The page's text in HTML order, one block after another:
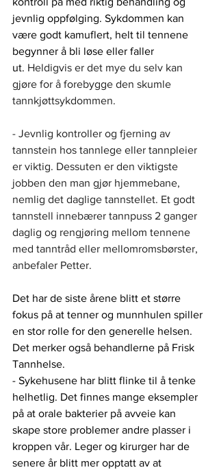
jevnlig oppfølging. Sykdommen kan
være godt kamuflert, helt til tennene
begynner å bli løse eller faller
ut. Heldigvis er det mye du selv kan
gjøre for å forebygge den skumle
tannkjøttsykdommen.
- Jevnlig kontroller og fjerning av
tannstein hos tannlege eller tannpleier
er viktig. Dessuten er den viktigste
jobben den man gjør hjemmebane,
nemlig det daglige tannstellet. Et godt
tannstell innebærer tannpuss 2 ganger
daglig og rengjøring mellom tennene
med tanntråd eller mellomromsbørster,
anbefaler Petter.
Det har de siste årene blitt et større
fokus på at tenner og munnhulen spiller
en stor rolle for den generelle helsen.
Det merker også behandlerne på Frisk
Tannhelse.
- Sykehusene har blitt flinke til å tenke
helhetlig. Det finnes mange eksempler
på at orale bakterier på avveie kan
skape store problemer andre plasser i
kroppen vår. Leger og kirurger har de
senere år blitt mer opptatt av at